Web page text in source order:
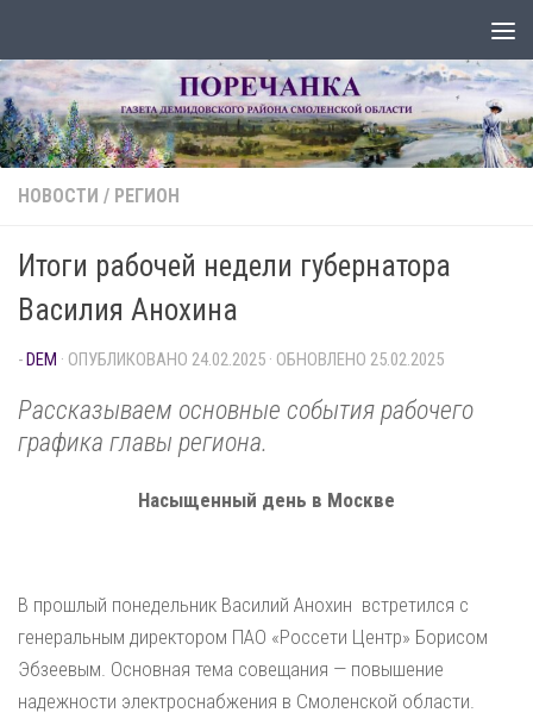
НОВОСТИ / РЕГИОН
Итоги рабочей недели губернатора
Василия Анохина
-DEM · ОПУБЛИКОВАНО 24.02.2025 · ОБНОВЛЕНО 25.02.2025
Рассказываем основные события рабочего
графика главы региона.
Насыщенный день в Москве
В прошлый понедельник Василий Анохин встретился с
генеральным директором ПАО «Россети Центр» Борисом
Эбзеевым. Основная тема совещания — повышение
надежности электроснабжения в Смоленской области.